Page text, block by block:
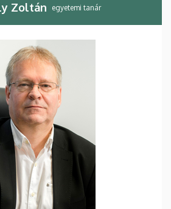
Zoltán egyetemi tanár